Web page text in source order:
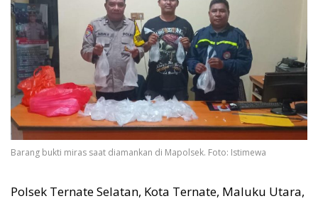
Barang bukti miras saat diamankan di Mapolsek. Foto: Istimewa
Polsek Ternate Selatan, Kota Ternate, Maluku Utara,